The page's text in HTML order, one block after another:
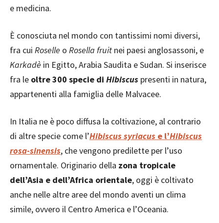
e medicina.
È conosciuta nel mondo con tantissimi nomi diversi,
fra cui Roselle o Rosella fruit nei paesi anglosassoni, e
Karkadè in Egitto, Arabia Saudita e Sudan. Si inserisce
fra le oltre 300 specie di Hibiscus presenti in natura,
appartenenti alla famiglia delle Malvacee.
In Italia ne è poco diffusa la coltivazione, al contrario
di altre specie come l’Hibiscus syriacus e l’Hibiscus
rosa-sinensis, che vengono predilette per l’uso
ornamentale. Originario della zona tropicale
dell’Asia e dell’Africa orientale, oggi è coltivato
anche nelle altre aree del mondo aventi un clima
simile, ovvero il Centro America e l’Oceania.